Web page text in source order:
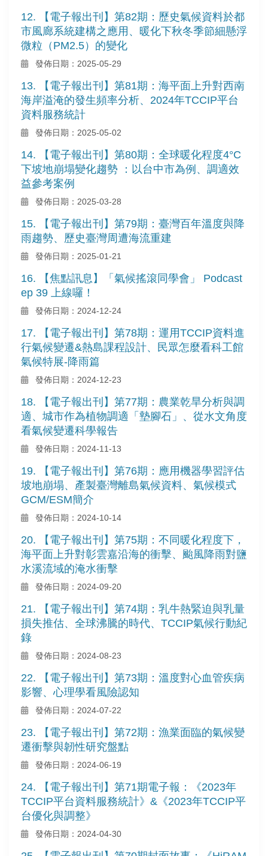
12. 【電子報出刊】第82期：歷史氣候資料於都
市風廊系統建構之應用、暖化下秋冬季節細懸浮
微粒（PM2.5）的變化
發佈日期：2025-05-29
13. 【電子報出刊】第81期：海平面上升對西南
海岸溢淹的發生頻率分析、2024年TCCIP平台
資料服務統計
發佈日期：2025-05-02
14. 【電子報出刊】第80期：全球暖化程度4°C
下坡地崩塌變化趨勢 ：以台中市為例、調適效
益參考案例
發佈日期：2025-03-28
15. 【電子報出刊】第79期：臺灣百年溫度與降
雨趨勢、歷史臺灣周遭海流重建
發佈日期：2025-01-21
16. 【焦點訊息】「氣候搖滾同學會」 Podcast
ep 39 上線囉！
發佈日期：2024-12-24
17. 【電子報出刊】第78期：運用TCCIP資料進
行氣候變遷&熱島課程設計、民眾怎麼看科工館
氣候特展-降雨篇
發佈日期：2024-12-23
18. 【電子報出刊】第77期：農業乾旱分析與調
適、城市作為植物調適「墊腳石」、從水文角度
看氣候變遷科學報告
發佈日期：2024-11-13
19. 【電子報出刊】第76期：應用機器學習評估
坡地崩塌、產製臺灣離島氣候資料、氣候模式
GCM/ESM簡介
發佈日期：2024-10-14
20. 【電子報出刊】第75期：不同暖化程度下，
海平面上升對彰雲嘉沿海的衝擊、颱風降雨對鹽
水溪流域的淹水衝擊
發佈日期：2024-09-20
21. 【電子報出刊】第74期：乳牛熱緊迫與乳量
損失推估、全球沸騰的時代、TCCIP氣候行動紀
錄
發佈日期：2024-08-23
22. 【電子報出刊】第73期：溫度對心血管疾病
影響、心理學看風險認知
發佈日期：2024-07-22
23. 【電子報出刊】第72期：漁業面臨的氣候變
遷衝擊與韌性研究盤點
發佈日期：2024-06-19
24. 【電子報出刊】第71期電子報：《2023年
TCCIP平台資料服務統計》&《2023年TCCIP平
台優化與調整》
發佈日期：2024-04-30